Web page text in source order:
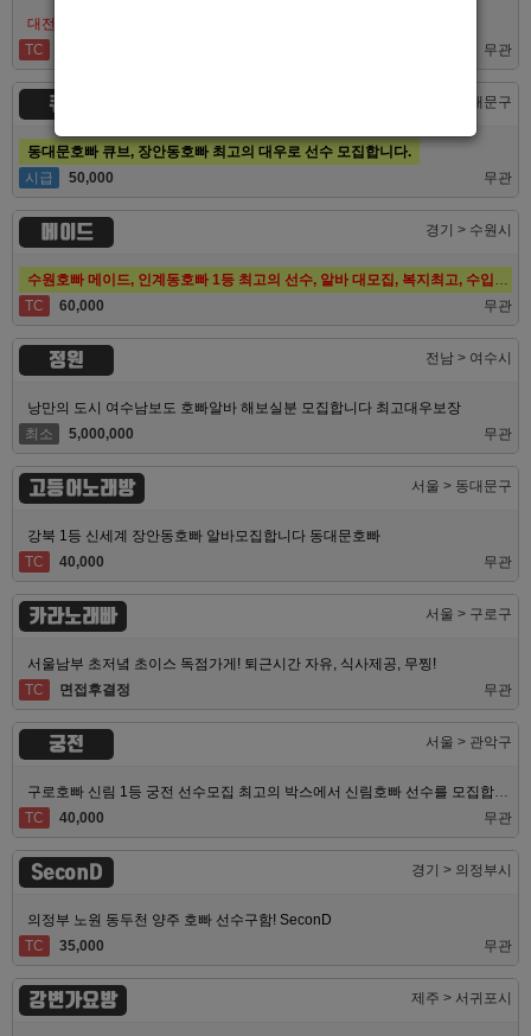
대전호빠 최고의 팀 브라더에서 선수 추가모집합니다!
TC
무관
큐브 서울 > 동대문구
동대문호빠 큐브, 장안동호빠 최고의 대우로 선수 모집합니다.
시급
50,000 무관
메이드 경기 > 수원시
수원호빠 메이드, 인계동호빠 1등 최고의 선수, 알바 대모집, 복지최고, 수입최고
TC
60,000 무관
정원 전남 > 여수시
낭만의 도시 여수남보도 호빠알바 해보실분 모집합니다 최고대우보장
최소
5,000,000 무관
고등어노래방 서울 > 동대문구
강북 1등 신세계 장안동호빠 알바모집합니다 동대문호빠
TC
40,000 무관
카라노래빠 서울 > 구로구
서울남부 초저녘 초이스 독점가게! 퇴근시간 자유, 식사제공, 무찡!
TC
면접후결정 무관
궁전 서울 > 관악구
구로호빠 신림 1등 궁전 선수모집 최고의 박스에서 신림호빠 선수를 모집합니다
TC
40,000 무관
SeconD 경기 > 의정부시
의정부 노원 동두천 양주 호빠 선수구함! SeconD
TC
35,000 무관
강변가요방 제주 > 서귀포시